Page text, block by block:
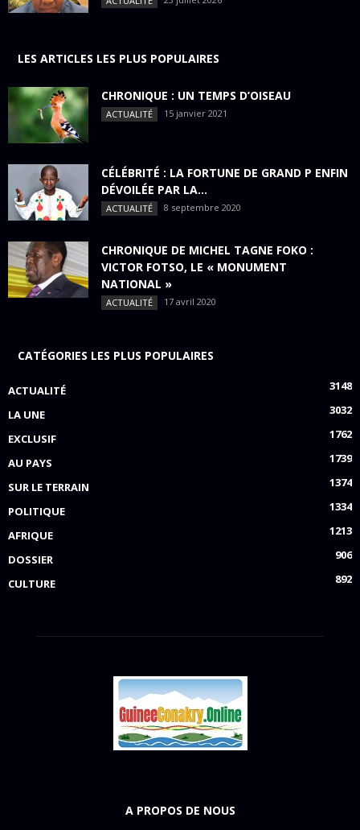
LES ARTICLES LES PLUS POPULAIRES
CHRONIQUE : UN TEMPS D’OISEAU
ACTUALITÉ 15 janvier 2021
CÉLÉBRITÉ : LA FORTUNE DE GRAND P ENFIN
DÉVOILÉE PAR LA...
ACTUALITÉ 8 septembre 2020
CHRONIQUE DE MICHEL TAGNE FOKO :
VICTOR FOTSO, LE « MONUMENT
NATIONAL »
ACTUALITÉ 17 avril 2020
CATÉGORIES LES PLUS POPULAIRES
ACTUALITÉ
3148
LA UNE
3032
EXCLUSIF
1762
AU PAYS
1739
SUR LE TERRAIN
1374
POLITIQUE
1334
AFRIQUE
1213
DOSSIER
906
CULTURE
892
A PROPOS DE NOUS